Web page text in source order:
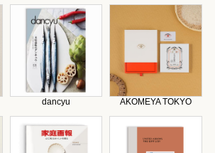
dancyu AKOMEYA TOKYO